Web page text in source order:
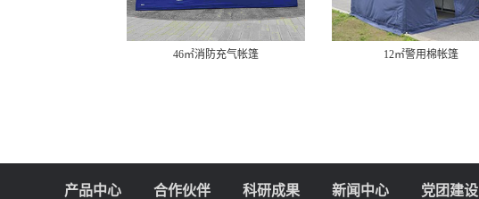
46㎡消防充气帐篷 12㎡警用棉帐篷
产品中心 合作伙伴 科研成果 新闻中心 党团建设